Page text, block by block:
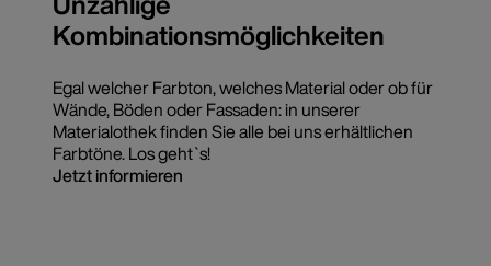
Kombinationsmöglichkeiten
Egal welcher Farbton, welches Material oder ob für
Wände, Böden oder Fassaden: in unserer
Materialothek finden Sie alle bei uns erhältlichen
Farbtöne. Los geht`s!
Jetzt informieren